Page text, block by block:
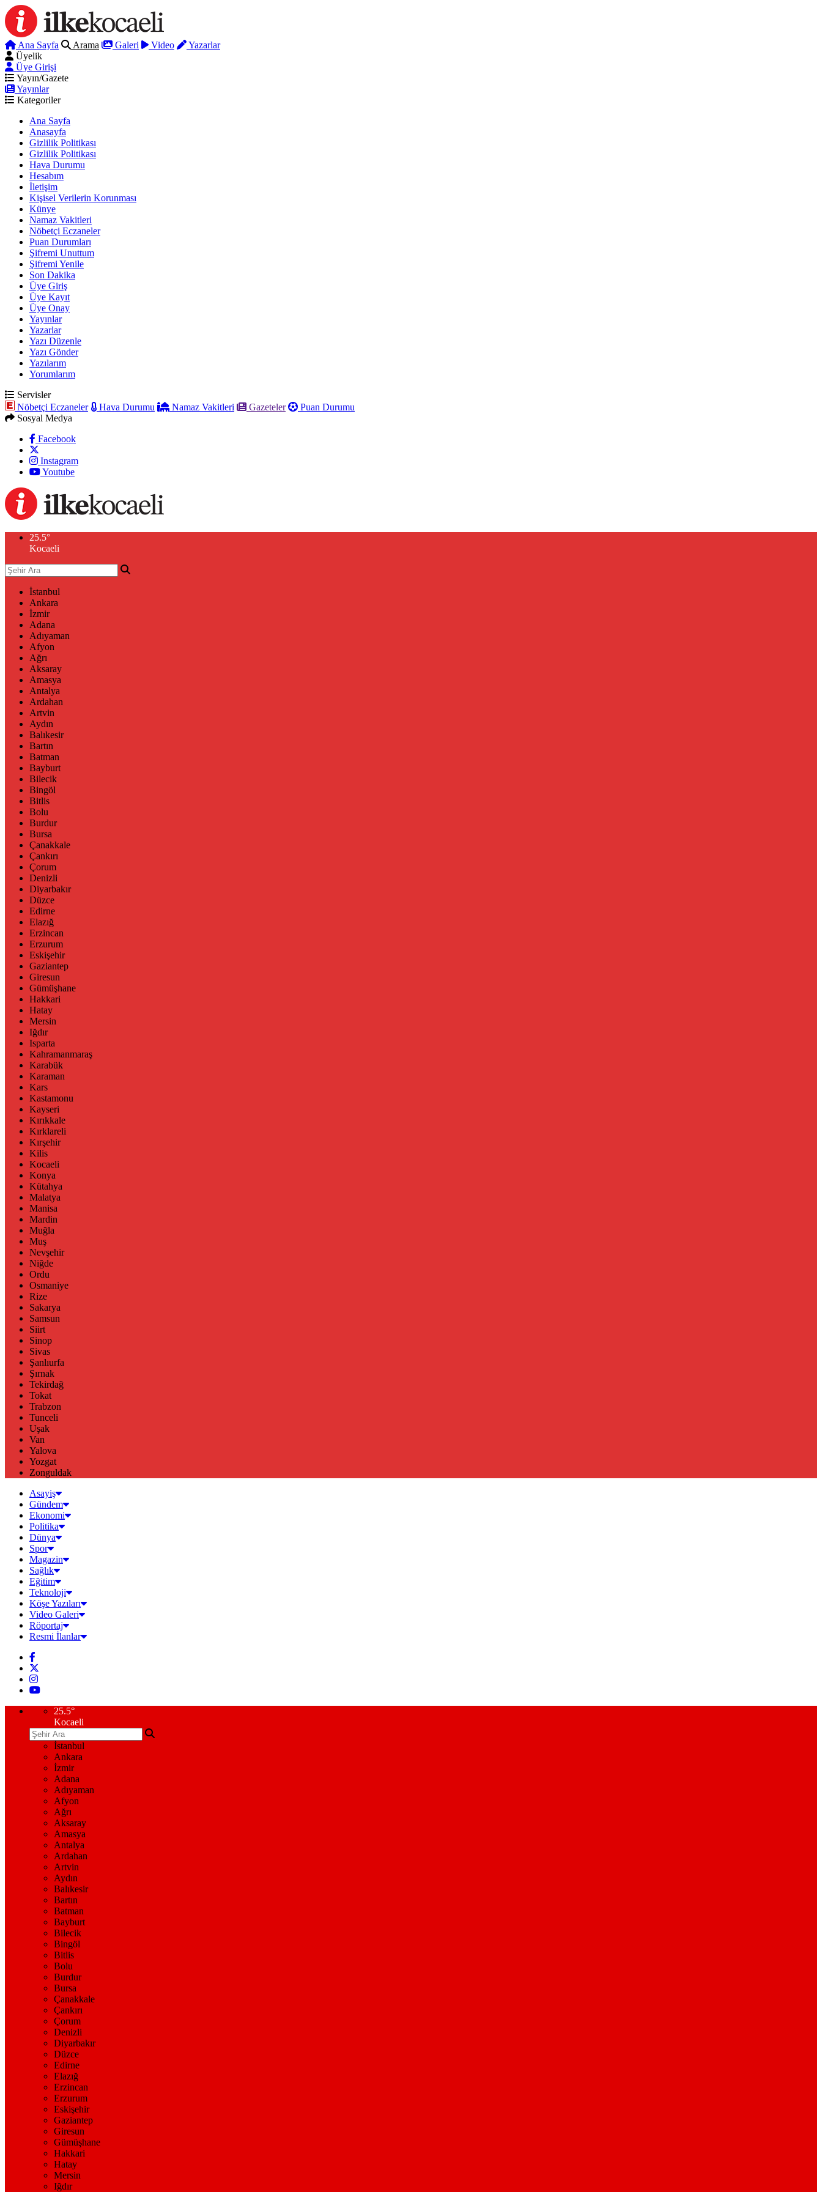
Ana Sayfa Arama Galeri Video
Yazarlar
Üyelik
Üye Girişi
Yayın/Gazete
Yayınlar
Kategoriler
Ana Sayfa
Anasayfa
Gizlilik Politikası
Gizlilik Politikası
Hava Durumu
Hesabım
İletişim
Kişisel Verilerin Korunması
Künye
Namaz Vakitleri
Nöbetçi Eczaneler
Puan Durumları
Şifremi Unuttum
Şifremi Yenile
Son Dakika
Üye Giriş
Üye Kayıt
Üye Onay
Yayınlar
Yazarlar
Yazı Düzenle
Yazı Gönder
Yazılarım
Yorumlarım
Servisler
Nöbetçi Eczaneler
Hava Durumu Namaz Vakitleri Gazeteler
Puan Durumu
Sosyal Medya
Facebook
Instagram
Youtube
25.5°
Kocaeli
İstanbul
Ankara
İzmir
Adana
Adıyaman
Afyon
Ağrı
Aksaray
Amasya
Antalya
Ardahan
Artvin
Aydın
Balıkesir
Bartın
Batman
Bayburt
Bilecik
Bingöl
Bitlis
Bolu
Burdur
Bursa
Çanakkale
Çankırı
Çorum
Denizli
Diyarbakır
Düzce
Edirne
Elazığ
Erzincan
Erzurum
Eskişehir
Gaziantep
Giresun
Gümüşhane
Hakkari
Hatay
Mersin
Iğdır
Isparta
Kahramanmaraş
Karabük
Karaman
Kars
Kastamonu
Kayseri
Kırıkkale
Kırklareli
Kırşehir
Kilis
Kocaeli
Konya
Kütahya
Malatya
Manisa
Mardin
Muğla
Muş
Nevşehir
Niğde
Ordu
Osmaniye
Rize
Sakarya
Samsun
Siirt
Sinop
Sivas
Şanlıurfa
Şırnak
Tekirdağ
Tokat
Trabzon
Tunceli
Uşak
Van
Yalova
Yozgat
Zonguldak
Asayiş
Gündem
Ekonomi
Politika
Dünya
Spor
Magazin
Sağlık
Eğitim
Teknoloji
Köşe Yazıları
Video Galeri
Röportaj
Resmi İlanlar
25.5°
Kocaeli
İstanbul
Ankara
İzmir
Adana
Adıyaman
Afyon
Ağrı
Aksaray
Amasya
Antalya
Ardahan
Artvin
Aydın
Balıkesir
Bartın
Batman
Bayburt
Bilecik
Bingöl
Bitlis
Bolu
Burdur
Bursa
Çanakkale
Çankırı
Çorum
Denizli
Diyarbakır
Düzce
Edirne
Elazığ
Erzincan
Erzurum
Eskişehir
Gaziantep
Giresun
Gümüşhane
Hakkari
Hatay
Mersin
Iğdır